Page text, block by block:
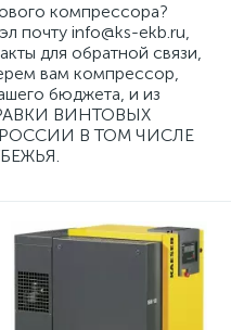
компрессора?
почту info@ks-ekb.ru,
для обратной связи,
вам компрессор,
бюджета, и из
ВИНТОВЫХ
В ТОМ ЧИСЛЕ